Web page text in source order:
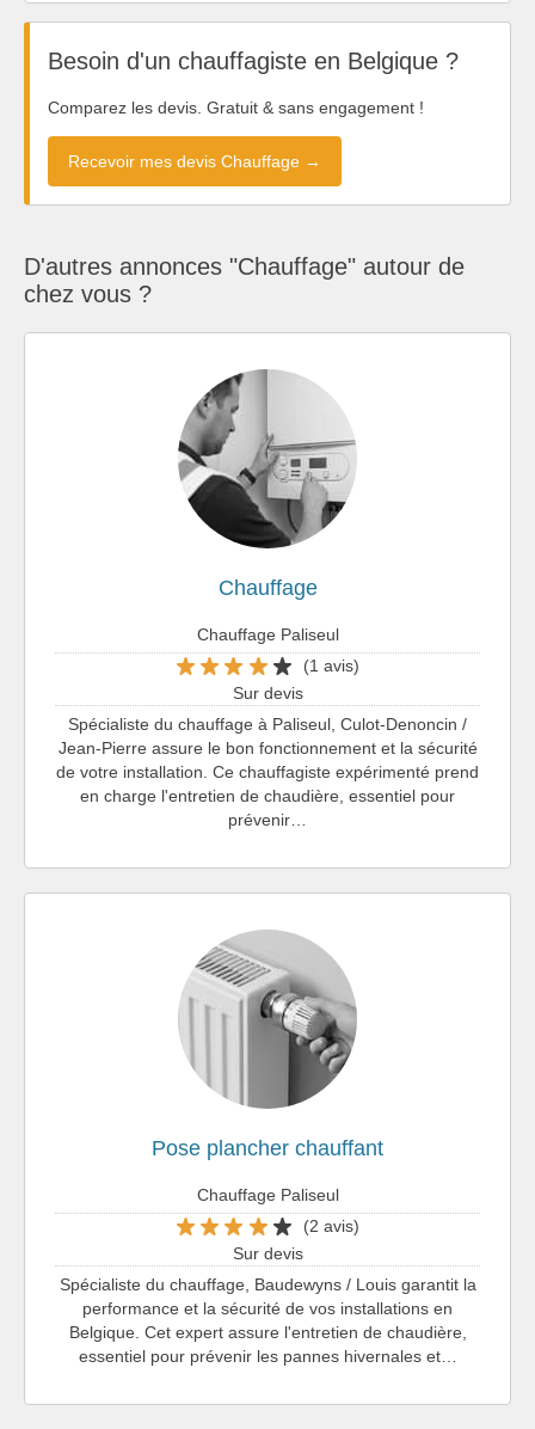
Besoin d'un chauffagiste en Belgique ?
Comparez les devis. Gratuit & sans engagement !
Recevoir mes devis Chauffage →
D'autres annonces "Chauffage" autour de
chez vous ?
Chauffage
Chauffage Paliseul
(1 avis)
Sur devis
Spécialiste du chauffage à Paliseul, Culot-Denoncin /
Jean-Pierre assure le bon fonctionnement et la sécurité
de votre installation. Ce chauffagiste expérimenté prend
en charge l'entretien de chaudière, essentiel pour
prévenir…
Pose plancher chauffant
Chauffage Paliseul
(2 avis)
Sur devis
Spécialiste du chauffage, Baudewyns / Louis garantit la
performance et la sécurité de vos installations en
Belgique. Cet expert assure l'entretien de chaudière,
essentiel pour prévenir les pannes hivernales et…